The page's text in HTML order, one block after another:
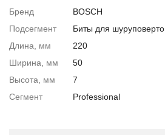
Бренд
BOSCH
Подсегмент
Биты для
Длина, мм
220
Ширина, мм
50
Высота, мм
7
Сегмент
Professional